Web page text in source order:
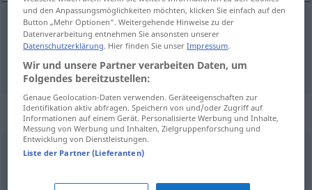
део Teil
Synonyme für "Teil"
Splitter,Scherbe,Stück
und den Anpassungsmöglichkeiten möchten, klicken Sie einfach auf den
Button „Mehr Optionen“. Weitergehende Hinweise zu der
Datenverarbeitung entnehmen Sie ansonsten unserer
Datenschutzerklärung. Hier finden Sie unserImpressum.
Wir und unsere Partner verarbeiten Daten, um
Folgendes bereitzustellen:
Genaue Geolocation-Daten verwenden. Geräteeigenschaften zur
Identifikation aktiv abfragen. Speichern von und/oder Zugriff auf
Informationen auf einem Gerät. Personalisierte Werbung und Inhalte,
Messung von Werbung und Inhalten, Zielgruppenforschung und
Entwicklung von Dienstleistungen.
Liste der Partner (Lieferanten)